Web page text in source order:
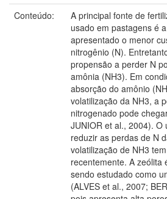
Conteúdo:
A principal fonte de
usado em pastagens é
apresentado o menor
nitrogênio (N).
propensão a perder N
amônia (NH3). Em
absorção do amônio
volatilização da NH3, a
nitrogenado pode
JUNIOR et al., 2004). O
reduzir as perdas de N
volatilização de NH3
recentemente. A zeólita
sendo estudado como
(ALVES et al., 2007;